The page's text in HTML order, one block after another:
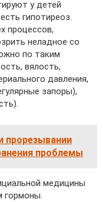
у детей
гипотиреоз.
процессов,
неладное со
по таким
вялость,
давления,
запоры),
прорезывании
проблемы
медицины
гормоны.